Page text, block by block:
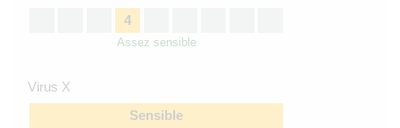
4
Assez sensible
Virus X
Sensible